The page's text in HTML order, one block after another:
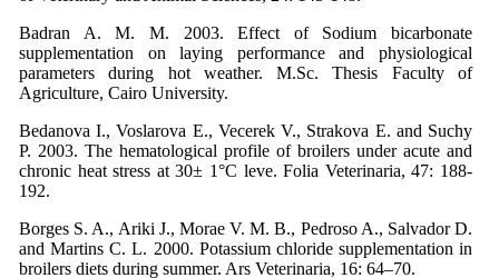
Badran A. M. M. 2003. Effect of Sodium bicarbonate
supplementation on laying performance and physiological
parameters during hot weather. M.Sc. Thesis Faculty of
Agriculture, Cairo University.
Bedanova I., Voslarova E., Vecerek V., Strakova E. and Suchy
P. 2003. The hematological profile of broilers under acute and
chronic heat stress at 30± 1°C leve. Folia Veterinaria, 47: 188-
192.
Borges S. A., Ariki J., Morae V. M. B., Pedroso A., Salvador D.
and Martins C. L. 2000. Potassium chloride supplementation in
broilers diets during summer. Ars Veterinaria, 16: 64–70.